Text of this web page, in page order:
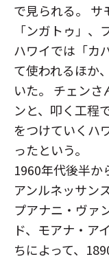
で見られる。 サ
「ンガトゥ」、
ハワイでは「カ
て使われるほか
いた。 チェンさ
ンと、叩く工程
をつけていくハ
ったという。
1960年代後半か
アンルネッサン
プアナニ・ヴァ
ド、モアナ・ア
ちによって、